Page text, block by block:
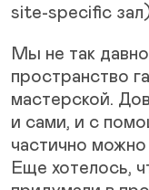
site-specific
Мы не так
пространство
мастерской.
и сами, и с
частично
Еще хотелось,